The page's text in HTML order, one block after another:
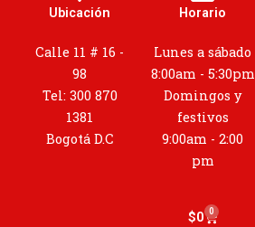
Ubicación
Calle 11 # 16 -
98
Tel: 300 870
1381
Bogotá D.C
Horario
Lunes a sábado
8:00am - 5:30pm
Domingos y
festivos
9:00am - 2:00
pm
$0 0
Cart